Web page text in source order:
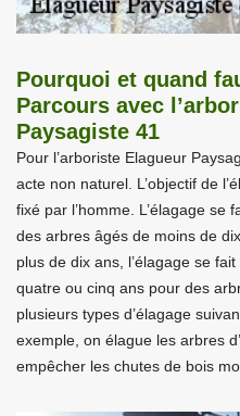
Pourquoi et quand
Parcours avec
Paysagiste 41
Pour l’arboriste Elagueur
acte non naturel. L’objectif de
fixé par l’homme. L’élagage se
des arbres âgés de moins de
plus de dix ans, l’élagage se
quatre ou cinq ans pour des
plusieurs types d’élagage
exemple, on élague les arbres
empêcher les chutes de bois